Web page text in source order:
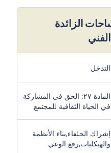
الزائدة
التدخل
المادة ٢٧: الحق في المشاركة
في الحياة الثقافية للمجتمع
إشراك الحلفاء,بناء الأنظمة
والهيكليات,رفع الوعي